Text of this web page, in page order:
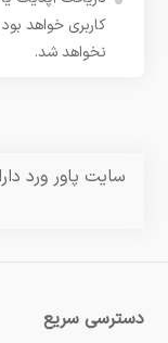
کاربری خواهد
نخواهد شد.
سایت پاور ورد
دسترسی سریع